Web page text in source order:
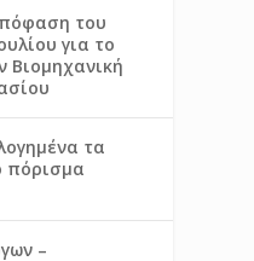
του
για το
Βιομηχανική
τα
πόρισμα
–